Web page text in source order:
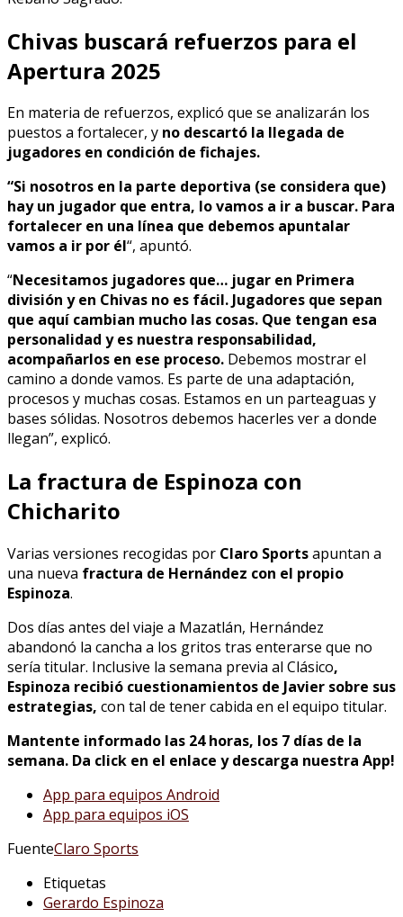
Chivas buscará refuerzos para el
Apertura 2025
En materia de refuerzos, explicó que se analizarán los
puestos a fortalecer, y no descartó la llegada de
jugadores en condición de fichajes.
“Si nosotros en la parte deportiva (se considera que)
hay un jugador que entra, lo vamos a ir a buscar. Para
fortalecer en una línea que debemos apuntalar
vamos a ir por él“, apuntó.
“Necesitamos jugadores que… jugar en Primera
división y en Chivas no es fácil. Jugadores que sepan
que aquí cambian mucho las cosas. Que tengan esa
personalidad y es nuestra responsabilidad,
acompañarlos en ese proceso. Debemos mostrar el
camino a donde vamos. Es parte de una adaptación,
procesos y muchas cosas. Estamos en un parteaguas y
bases sólidas. Nosotros debemos hacerles ver a donde
llegan”, explicó.
La fractura de Espinoza con
Chicharito
Varias versiones recogidas por Claro Sportsapuntan a
una nueva fractura de Hernández con el propio
Espinoza.
Dos días antes del viaje a Mazatlán, Hernández
abandonó la cancha a los gritos tras enterarse que no
sería titular. Inclusive la semana previa al Clásico,
Espinoza recibió cuestionamientos de Javier sobre sus
estrategias, con tal de tener cabida en el equipo titular.
Mantente informado las 24 horas, los 7 días de la
semana. Da click en el enlace y descarga nuestra App!
App para equipos Android
App para equipos iOS
FuenteClaro Sports
Etiquetas
Gerardo Espinoza